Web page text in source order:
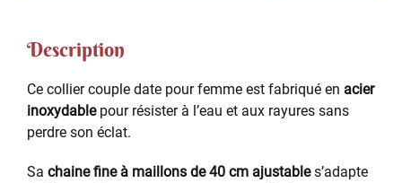
Description
Ce collier couple date pour femme est fabriqué en acier
inoxydablepour résister à l’eau et aux rayures sans
perdre son éclat.
Sa chaine fine à maillons de 40 cm ajustables’adapte